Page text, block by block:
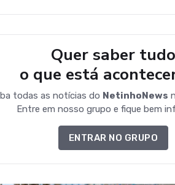
Quer saber tudo
o que está
todas as notícias do NetinhoNews
Entre em nosso grupo e fique bem
ENTRAR NO GRUPO